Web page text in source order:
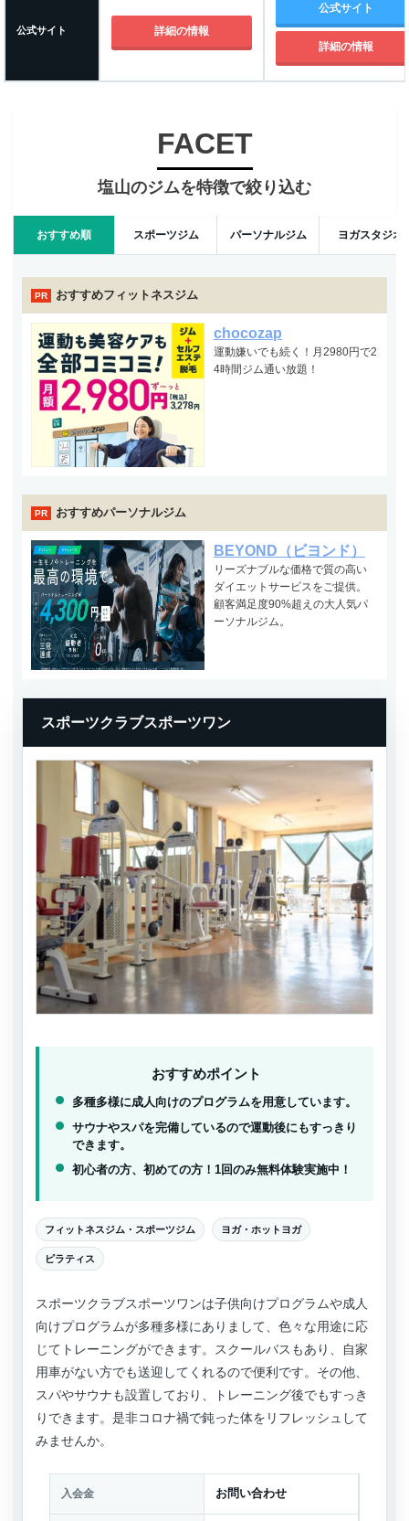
公式サイト 詳細の情報
公式サイト
詳細の情報
FACET
塩山のジムを特徴で絞り込む
おすすめ順 スポーツジム パーソナルジム ヨガスタジオ
PR おすすめフィットネスジム
chocozap
運動嫌いでも続く！月2980円で2
4時間ジム通い放題！
PR おすすめパーソナルジム
BEYOND（ビヨンド）
リーズナブルな価格で質の高い
ダイエットサービスをご提供。
顧客満足度90%超えの大人気パ
ーソナルジム。
スポーツクラブスポーツワン
おすすめポイント
多種多様に成人向けのプログラムを用意しています。
サウナやスパを完備しているので運動後にもすっきり
できます。
初心者の方、初めての方！1回のみ無料体験実施中！
フィットネスジム・スポーツジム ヨガ・ホットヨガ
ピラティス
スポーツクラブスポーツワンは子供向けプログラムや成人
向けプログラムが多種多様にありまして、色々な用途に応
じてトレーニングができます。スクールバスもあり、自家
用車がない方でも送迎してくれるので便利です。その他、
スパやサウナも設置しており、トレーニング後でもすっき
りできます。是非コロナ禍で鈍った体をリフレッシュして
みませんか。
入会金 お問い合わせ